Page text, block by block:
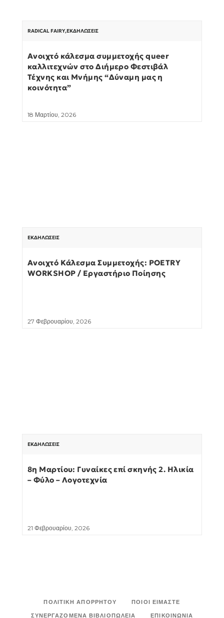
RADICAL FAIRY,ΕΚΔΗΛΏΣΕΙΣ
Ανοιχτό κάλεσμα συμμετοχής queer
καλλιτεχνών στο Διήμερο Φεστιβάλ
Τέχνης και Μνήμης “Δύναμη μας η
κοινότητα”
18 Μαρτίου, 2026
ΕΚΔΗΛΏΣΕΙΣ
Ανοιχτό Κάλεσμα Συμμετοχής: POETRY
WORKSHOP / Εργαστήριο Ποίησης
27 Φεβρουαρίου, 2026
ΕΚΔΗΛΏΣΕΙΣ
8η Μαρτίου: Γυναίκες επί σκηνής 2. Ηλικία
– Φύλο – Λογοτεχνία
21 Φεβρουαρίου, 2026
ΠΟΛΙΤΙΚΉ ΑΠΟΡΡΉΤΟΥ
ΠΟΙΟΙ ΕΊΜΑΣΤΕ
ΣΥΝΕΡΓΑΖΌΜΕΝΑ ΒΙΒΛΙΟΠΩΛΕΊΑ
ΕΠΙΚΟΙΝΩΝΊΑ